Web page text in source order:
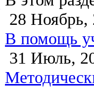
28 Ноябрь,
В помощь
31 Июль,